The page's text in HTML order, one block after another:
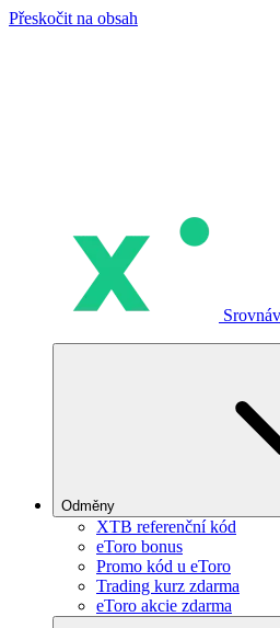
Přeskočit na obsah
Odměny
XTB referenční kód
eToro bonus
Promo kód u eToro
Trading kurz zdarma
eToro akcie zdarma